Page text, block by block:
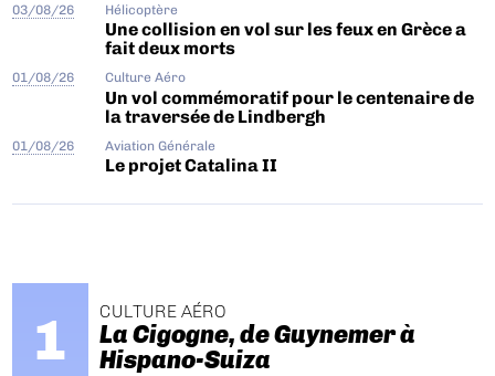
03/08/26 Hélicoptère
Une collision en vol sur les feux en Grèce a
fait deux morts
01/08/26 Culture Aéro
Un vol commémoratif pour le centenaire de
la traversée de Lindbergh
01/08/26 Aviation Générale
Le projet Catalina II
CULTURE AÉRO
La Cigogne, de Guynemer à
Hispano-Suiza